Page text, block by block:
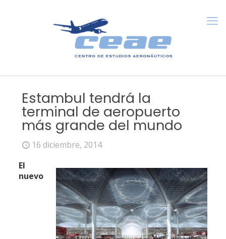
Estambul tendrá la
terminal de aeropuerto
más grande del mundo
16 diciembre, 2014
El
nuevo